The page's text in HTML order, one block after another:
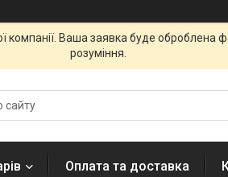
Ваша заявка буде
розуміння.
Оплата та доставка